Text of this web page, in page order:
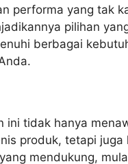
performa yang tak
pilihan
berbagai
ini tidak hanya
produk, tetapi juga
mendukung,